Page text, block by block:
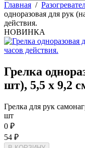
Главная /
одноразовая для рук
действия.
НОВИНКА
Грелка
шт), 5,5 x 9,2
Грелка для рук
шт
0 ₽
54 ₽